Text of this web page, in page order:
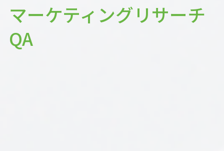
マーケティングリサーチ
QA